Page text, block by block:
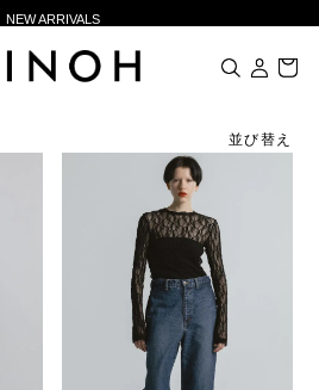
NEW ARRIVALS
録500ポイントプレゼント
録500ポイントプレゼント
ー登録で¥1,000クーポン進呈
並び替え